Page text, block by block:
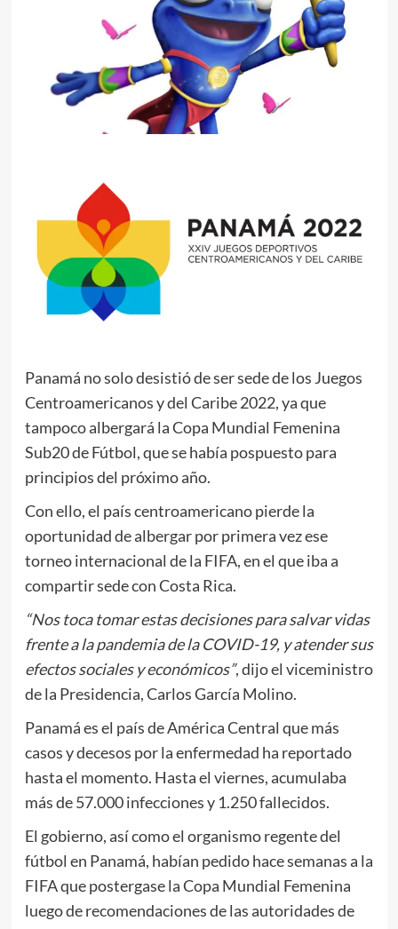
Panamá no solo desistió de ser sede de los Juegos
Centroamericanos y del Caribe 2022, ya que
tampoco albergará la Copa Mundial Femenina
Sub20 de Fútbol, que se había pospuesto para
principios del próximo año.
Con ello, el país centroamericano pierde la
oportunidad de albergar por primera vez ese
torneo internacional de la FIFA, en el que iba a
compartir sede con Costa Rica.
“Nos toca tomar estas decisiones para salvar vidas
frente a la pandemia de la COVID-19, y atender sus
efectos sociales y económicos”, dijo el viceministro
de la Presidencia, Carlos García Molino.
Panamá es el país de América Central que más
casos y decesos por la enfermedad ha reportado
hasta el momento. Hasta el viernes, acumulaba
más de 57.000 infecciones y 1.250 fallecidos.
El gobierno, así como el organismo regente del
fútbol en Panamá, habían pedido hace semanas a la
FIFA que postergase la Copa Mundial Femenina
luego de recomendaciones de las autoridades de